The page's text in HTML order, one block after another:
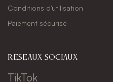
Conditions d'utilisation
Paiement sécurisé
réseaux sociaux
TikTok